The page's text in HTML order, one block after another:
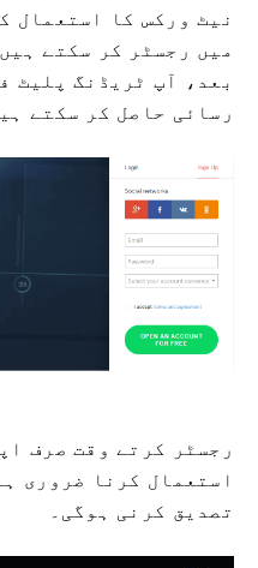
نیٹ ورکس کا استعمال
میں رجسٹر کر سکتے
بعد، آپ ٹریڈنگ پلیٹ
رسائی حاصل کر سکتے
رجسٹر کرتے وقت صرف
استعمال کرنا ضروری
تصدیق کرنی ہوگی۔